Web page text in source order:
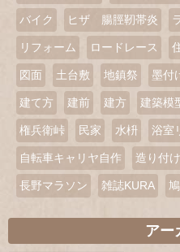
バイク ヒザ 腸脛靭帯炎
リフォーム ロードレース
図面 土台敷 地鎮祭 墨付
建て方 建前 建方 建築模
権兵衛峠 民家 水枡 浴室
自転車キャリヤ自作 造り付け
長野マラソン 雑誌KURA
アー